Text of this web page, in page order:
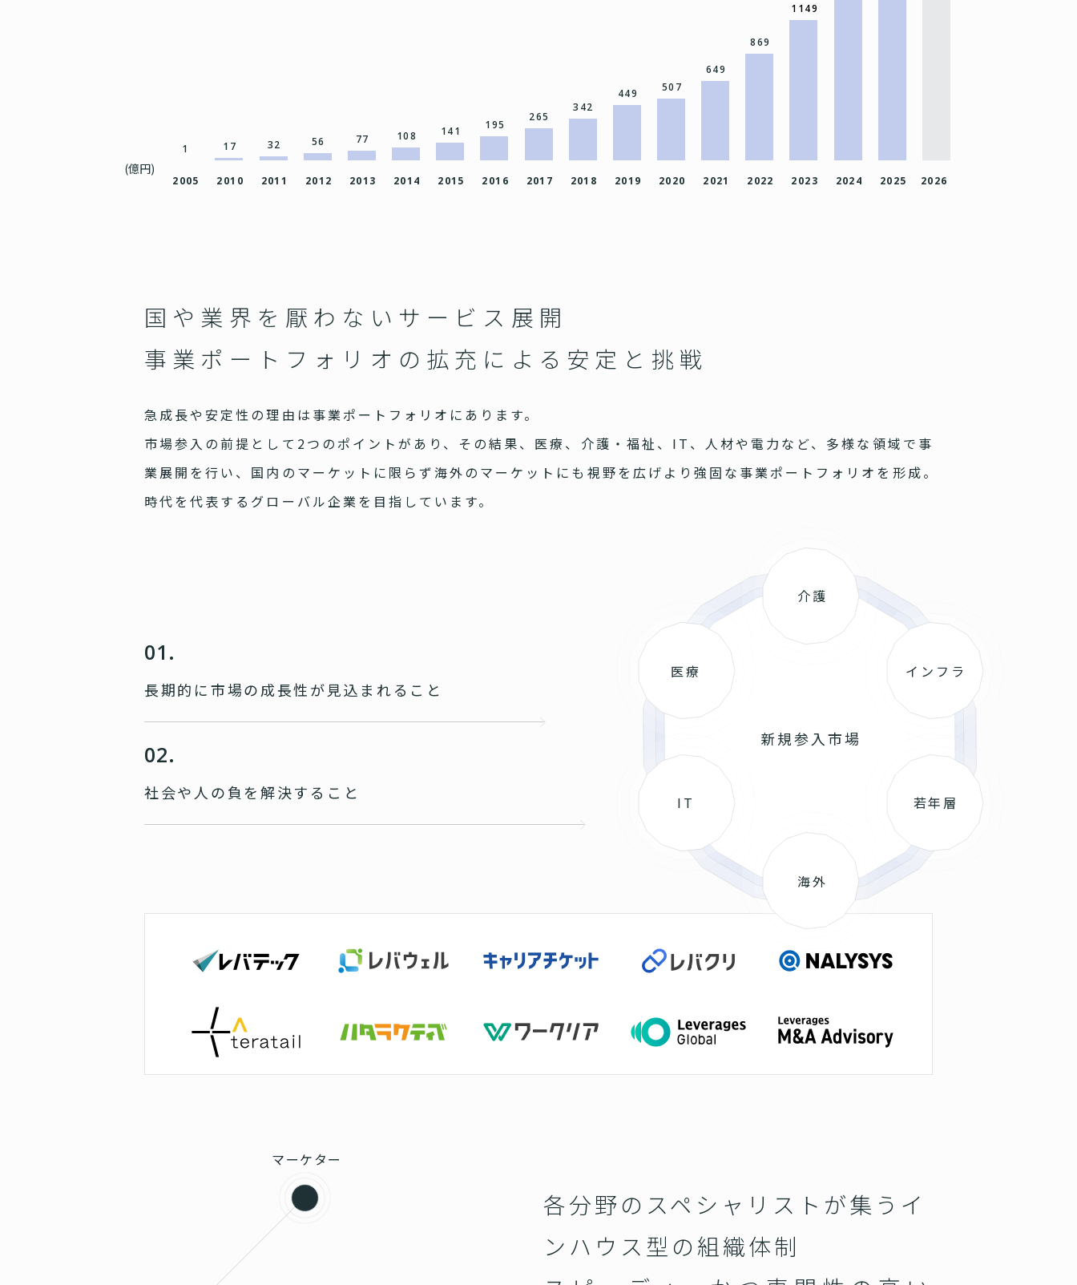
(億円)
1
2005
17
2010
32
2011
56
2012
77
2013
108
2014
141
2015
195
2016
265
2017
342
2018
449
2019
507
2020
649
2021
869
2022
1149
2023 2024 2025 2026
国や業界を厭わないサービス展開
事業ポートフォリオの拡充による安定と挑戦
急成長や安定性の理由は事業ポートフォリオにあります。
市場参入の前提として2つのポイントがあり、その結果、医療、介護・福祉、IT、人材や電力など、多様な領域で事
業展開を行い、国内のマーケットに限らず海外のマーケットにも視野を広げより強固な事業ポートフォリオを形成。
時代を代表するグローバル企業を目指しています。
01.
長期的に市場の成長性が 見込まれること
02.
社会や人の負を解決すること
新規参入市場
介護
インフラ
若年層
海外
IT
医療
マーケター
各分野のスペシャリストが集うイ
ンハウス型の組織体制